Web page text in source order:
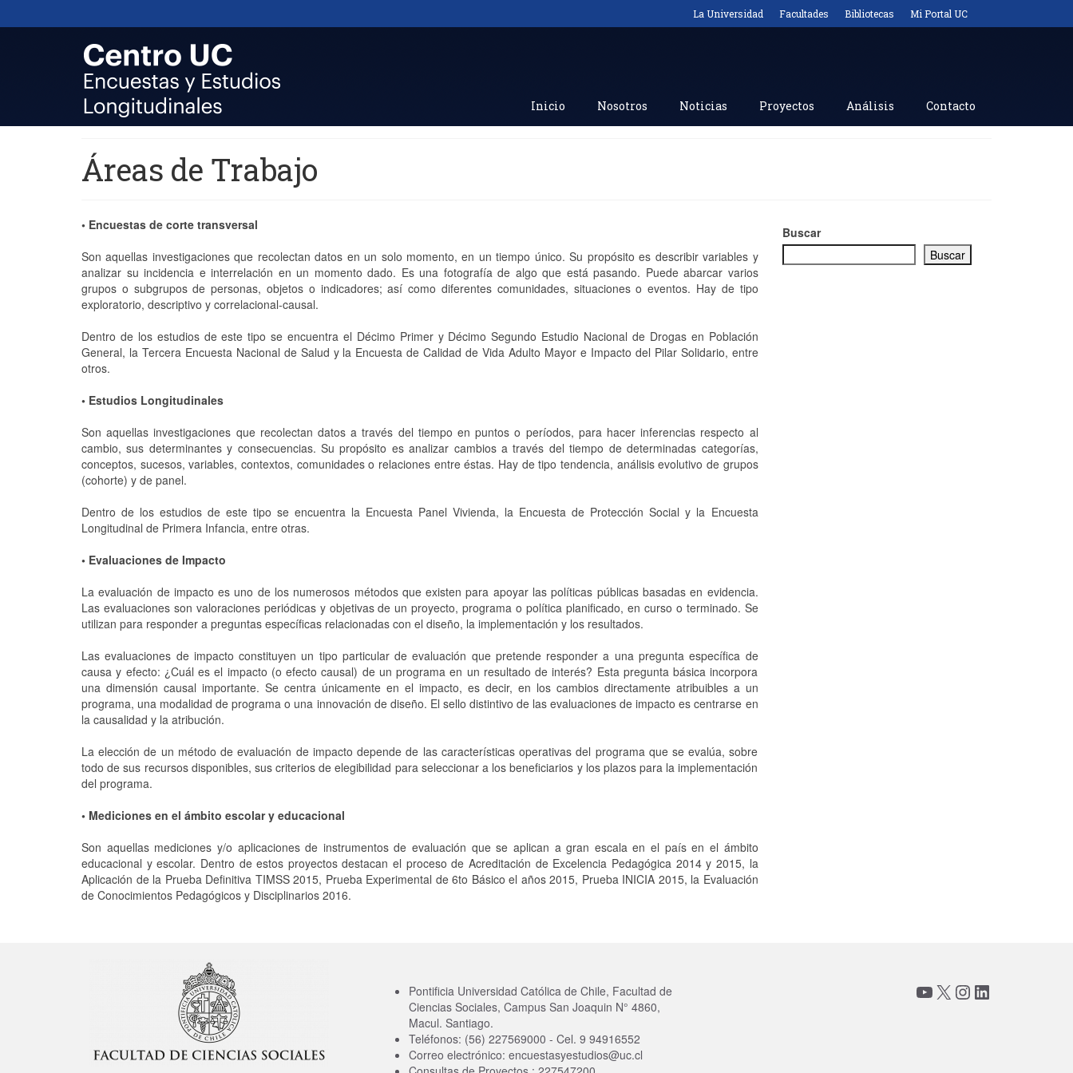
La Universidad Facultades Bibliotecas Mi Portal UC
Inicio Nosotros Noticias Proyectos Análisis Contacto
Áreas de Trabajo
• Encuestas de corte transversal
Son aquellas investigaciones que recolectan datos en un solo momento, en un tiempo único. Su propósito es describir variables y
analizar su incidencia e interrelación en un momento dado. Es una fotografía de algo que está pasando. Puede abarcar varios
grupos o subgrupos de personas, objetos o indicadores; así como diferentes comunidades, situaciones o eventos. Hay de tipo
exploratorio, descriptivo y correlacional-causal.
Dentro de los estudios de este tipo se encuentra el Décimo Primer y Décimo Segundo Estudio Nacional de Drogas en Población
General, la Tercera Encuesta Nacional de Salud y la Encuesta de Calidad de Vida Adulto Mayor e Impacto del Pilar Solidario, entre
otros.
• Estudios Longitudinales
Son aquellas investigaciones que recolectan datos a través del tiempo en puntos o períodos, para hacer inferencias respecto al
cambio, sus determinantes y consecuencias. Su propósito es analizar cambios a través del tiempo de determinadas categorías,
conceptos, sucesos, variables, contextos, comunidades o relaciones entre éstas. Hay de tipo tendencia, análisis evolutivo de grupos
(cohorte) y de panel.
Dentro de los estudios de este tipo se encuentra la Encuesta Panel Vivienda, la Encuesta de Protección Social y la Encuesta
Longitudinal de Primera Infancia, entre otras.
• Evaluaciones de Impacto
La evaluación de impacto es uno de los numerosos métodos que existen para apoyar las políticas públicas basadas en evidencia.
Las evaluaciones son valoraciones periódicas y objetivas de un proyecto, programa o política planificado, en curso o terminado. Se
utilizan para responder a preguntas específicas relacionadas con el diseño, la implementación y los resultados.
Las evaluaciones de impacto constituyen un tipo particular de evaluación que pretende responder a una pregunta específica de
causa y efecto: ¿Cuál es el impacto (o efecto causal) de un programa en un resultado de interés? Esta pregunta básica incorpora
una dimensión causal importante. Se centra únicamente en el impacto, es decir, en los cambios directamente atribuibles a un
programa, una modalidad de programa o una innovación de diseño. El sello distintivo de las evaluaciones de impacto es centrarse en
la causalidad y la atribución.
La elección de un método de evaluación de impacto depende de las características operativas del programa que se evalúa, sobre
todo de sus recursos disponibles, sus criterios de elegibilidad para seleccionar a los beneficiarios y los plazos para la implementación
del programa.
• Mediciones en el ámbito escolar y educacional
Son aquellas mediciones y/o aplicaciones de instrumentos de evaluación que se aplican a gran escala en el país en el ámbito
educacional y escolar. Dentro de estos proyectos destacan el proceso de Acreditación de Excelencia Pedagógica 2014 y 2015, la
Aplicación de la Prueba Definitiva TIMSS 2015, Prueba Experimental de 6to Básico el años 2015, Prueba INICIA 2015, la Evaluación
de Conocimientos Pedagógicos y Disciplinarios 2016.
Buscar
Buscar
Pontificia Universidad Católica de Chile, Facultad de
Ciencias Sociales, Campus San Joaquin N° 4860,
Macul. Santiago.
Teléfonos: (56) 227569000 - Cel. 9 94916552
Correo electrónico: encuestasyestudios@uc.cl
YouTube
X Instagram
LinkedIn